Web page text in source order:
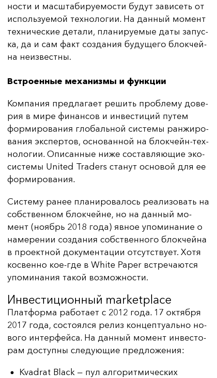
нос­ти и мас­шта­би­ру­емос­ти бу­дут за­ви­сеть от
ис­поль­зу­емой тех­но­ло­гии. На дан­ный мо­мент
тех­ни­чес­кие де­та­ли, пла­ни­ру­емые да­ты за­пус­
ка, да и сам факт соз­да­ния бу­ду­ще­го блок­чей­
на не­из­вес­тны.
Встроенные механизмы и функции
Ком­па­ния пред­ла­га­ет ре­шить проб­ле­му до­ве­
рия в ми­ре фи­нан­сов и ин­вес­ти­ций пу­тем
фор­ми­ро­ва­ния гло­баль­ной сис­те­мы ран­жи­ро­
ва­ния эк­спер­тов, ос­но­ван­ной на блок­чейн-тех­
но­ло­гии. Опи­сан­ные ни­же сос­тав­ля­ющие эко­
сис­те­мы United Traders ста­нут ос­но­вой для ее
фор­ми­ро­ва­ния.
Сис­те­му ра­нее пла­ни­ро­ва­лось ре­али­зо­вать на
собс­твен­ном блок­чей­не, но на дан­ный мо­
мент (но­ябрь 2018 го­да) яв­ное упо­ми­на­ние о
на­ме­ре­нии соз­да­ния собс­твен­но­го блок­чей­на
в про­ек­тной до­ку­мен­та­ции от­сутс­тву­ет. Хо­тя
кос­вен­но кое-где в White Paper встре­ча­ют­ся
упо­ми­на­ния та­кой воз­мож­нос­ти.
Инвестиционный marketplace
Плат­фор­ма ра­бо­та­ет с 2012 го­да. 17 ок­тяб­ря
2017 го­да, сос­то­ял­ся ре­лиз кон­цеп­ту­аль­но но­
во­го ин­тер­фей­са. На дан­ный мо­мент ин­вес­то­
рам дос­туп­ны сле­ду­ющие пред­ло­же­ния:
Kvadrat Black — пул алгоритмических